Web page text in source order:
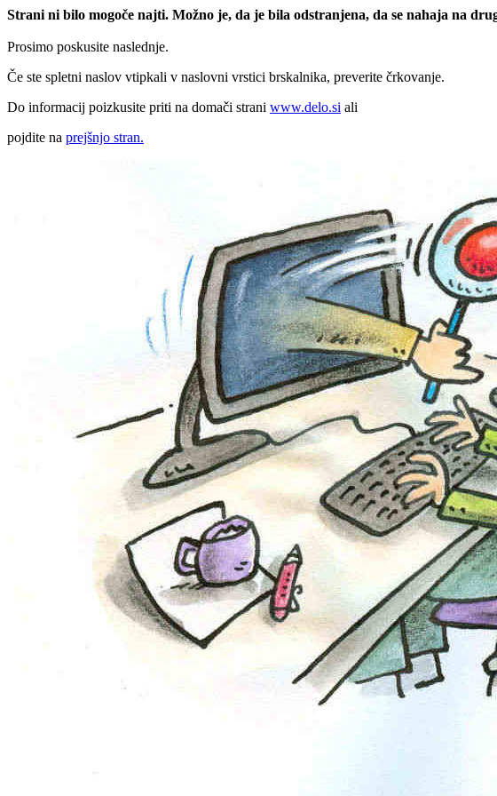
Strani ni bilo mogoče najti. Možno je, da je bila odstranjena, da se nahaja na
Prosimo poskusite naslednje.
Če ste spletni naslov vtipkali v naslovni vrstici brskalnika, preverite črkovanje.
Do informacij poizkusite priti na domači strani www.delo.si ali
pojdite na prejšnjo stran.